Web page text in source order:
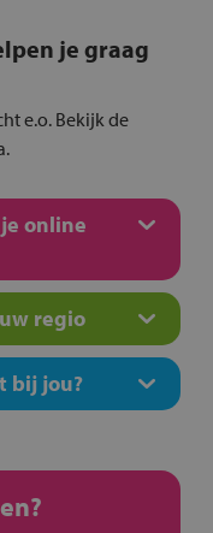
je graag
e.o. Bekijk de
online
regio
bij jou?